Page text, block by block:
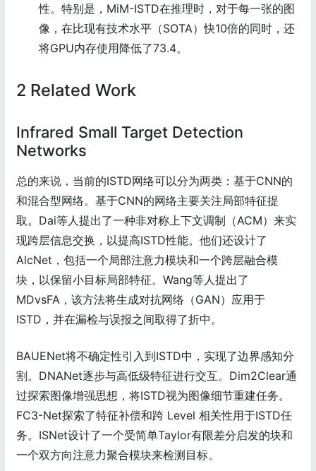
性。特别是，MiM-ISTD在推理时，对于每一张的图
像，在比现有技术水平（SOTA）快10倍的同时，还
将GPU内存使用降低了73.4。
2 Related Work
Infrared Small Target Detection
Networks
总的来说，当前的ISTD网络可以分为两类：基于CNN的
和混合型网络。基于CNN的网络主要关注局部特征提
取。Dai等人提出了一种非对称上下文调制（ACM）来实
现跨层信息交换，以提高ISTD性能。他们还设计了
AlcNet，包括一个局部注意力模块和一个跨层融合模
块，以保留小目标局部特征。Wang等人提出了
MDvsFA，该方法将生成对抗网络（GAN）应用于
ISTD，并在漏检与误报之间取得了折中。
BAUENet将不确定性引入到ISTD中，实现了边界感知分
割。DNANet逐步与高低级特征进行交互。Dim2Clear通
过探索图像增强思想，将ISTD视为图像细节重建任务。
FC3-Net探索了特征补偿和跨 Level 相关性用于ISTD任
务。ISNet设计了一个受简单Taylor有限差分启发的块和
一个双方向注意力聚合模块来检测目标。